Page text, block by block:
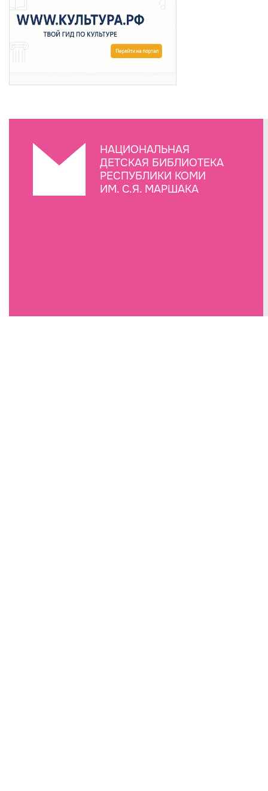
НАЦИОНАЛЬНАЯ
ДЕТСКАЯ БИБЛИОТЕКА
РЕСПУБЛИКИ КОМИ
ИМ. С.Я. МАРШАКА